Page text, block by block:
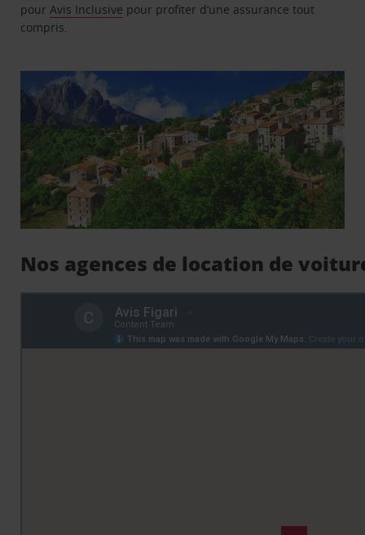
pour Avis Inclusive pour profiter d’une assurance tout
compris.
Nos agences de location de